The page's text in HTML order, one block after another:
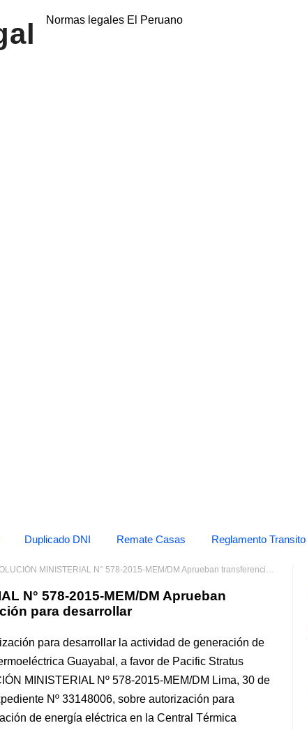
Normas legales El Peruano
Duplicado DNI Remate Casas Reglamento Transito
MINISTERIAL N° 578-2015-MEM/DM Aprueban transferencia de autorización para desarrollar
N° 578-2015-MEM/DM Aprueban
para desarrollar
para desarrollar la actividad de generación de
Guayabal, a favor de Pacific Stratus
MINISTERIAL Nº 578-2015-MEM/DM Lima, 30 de
Nº 33148006, sobre autorización para
de energía eléctrica en la Central Térmica